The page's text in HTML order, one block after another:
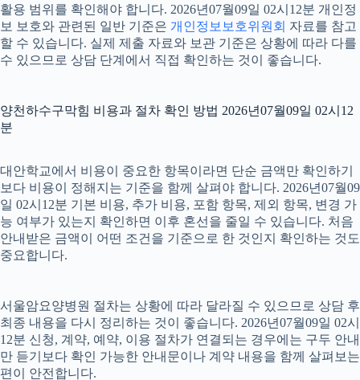
활용 범위를 확인해야 합니다. 2026년07월09일 02시12분 개인정
보 보호와 관련된 일반 기준은 개인정보보호위원회 자료를 참고
할 수 있습니다. 실제 제출 자료와 보관 기준은 상황에 따라 다를
수 있으므로 상담 단계에서 직접 확인하는 것이 좋습니다.
양천하수구막힘 비용과 절차 확인 방법 2026년07월09일 02시12
분
대안학교에서 비용이 중요한 항목이라면 단순 금액만 확인하기
보다 비용이 정해지는 기준을 함께 살펴야 합니다. 2026년07월09
일 02시12분 기본 비용, 추가 비용, 포함 항목, 제외 항목, 변경 가
능 여부가 있는지 확인하면 이후 혼선을 줄일 수 있습니다. 처음
안내받은 금액이 어떤 조건을 기준으로 한 것인지 확인하는 것도
중요합니다.
서울암요양병원 절차는 상황에 따라 달라질 수 있으므로 상담 후
최종 내용을 다시 정리하는 것이 좋습니다. 2026년07월09일 02시
12분 신청, 계약, 예약, 이용 절차가 연결되는 경우에는 구두 안내
만 듣기보다 확인 가능한 안내문이나 계약 내용을 함께 살펴보는
편이 안전합니다.